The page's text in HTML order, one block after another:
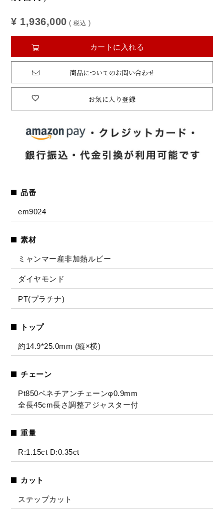
¥ 1,936,000 税込
お気に入り登録
カートに入れる
商品についてのお問い合わせ
品番
em9024
素材
ミャンマー産非加熱ルビー
ダイヤモンド
PT(プラチナ)
トップ
約14.9*25.0mm (縦×横)
チェーン
Pt850ベネチアンチェーンφ0.9mm
全長45cm長さ調整アジャスター付
重量
R:1.15ct D:0.35ct
カット
ステップカット